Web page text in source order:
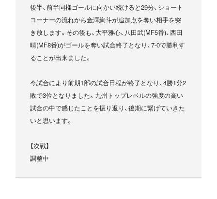
後半、前半同様ゴールに向かい続けると29分、ショート
コーナーの流れから金澤絢斗が追加点を奪い相手を突
き放します。その後も、大平雅心、八田武(MF5番)、西田
晴(MF8番)がゴールを奪い試合終了となり、7-0で勝利す
ることが出来ました。
今試合により前期1部の試合日程が終了となり、4勝1分2
敗で3位となりました。九州トップレベルの強度の高い
試合の中で感じたことを振り返り、後期に繋げていきた
いと思います。
【次戦】
調整中